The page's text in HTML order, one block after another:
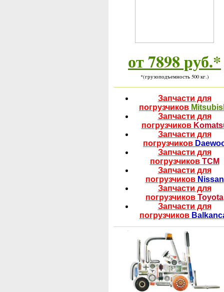
от 7898 руб.*
*(грузоподъемность 500 кг.)
Запчасти для
погрузчиков
Запчасти для
погрузчиков
Запчасти для
погрузчиков
Запчасти для
погрузчиковTCM
Запчасти для
погрузчиковNissan
Запчасти для
погрузчиков Toyota
Запчасти для
погрузчиков